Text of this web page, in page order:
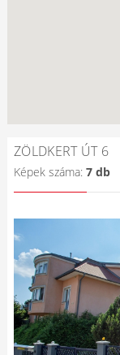
ZÖLDKERT ÚT 6
Képek száma: 7 db